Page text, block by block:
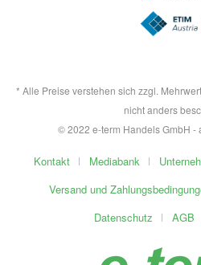
* Alle Preise verstehen sich zzgl.
nicht anders
© 2022 e-term Handels GmbH -
Kontakt Mediabank
Versand und
Datenschutz
AGB